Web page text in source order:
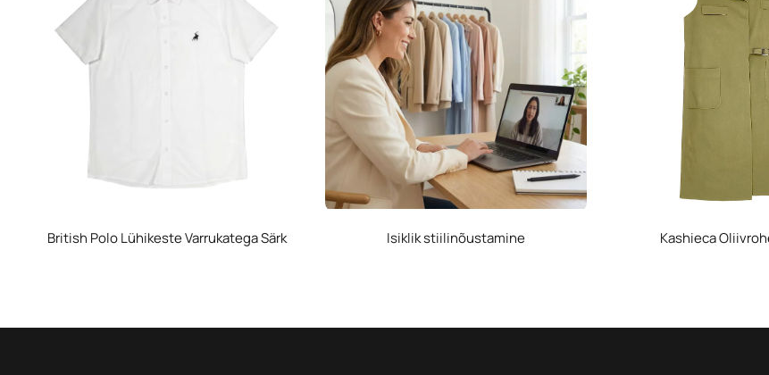
British Polo Lühikeste Varrukatega Särk Isiklik stiilinõustamine Kashieca